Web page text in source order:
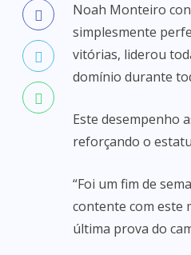
Noah Monteiro
simplesmente
vitórias, liderou
domínio durante
Este desempenho
reforçando o
“Foi um fim de
contente com este
última prova do